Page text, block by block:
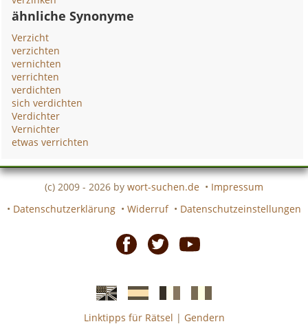
ähnliche Synonyme
Verzicht
verzichten
vernichten
verrichten
verdichten
sich verdichten
Verdichter
Vernichter
etwas verrichten
(c) 2009 - 2026 by wort-suchen.de • Impressum
• Datenschutzerklärung • Widerruf • Datenschutzeinstellungen
Linktipps für Rätsel | Gendern